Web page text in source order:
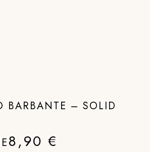
BARBANTE – SOLID
8,90 €